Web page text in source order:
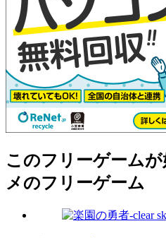
このフリーゲーム
メのフリーゲーム